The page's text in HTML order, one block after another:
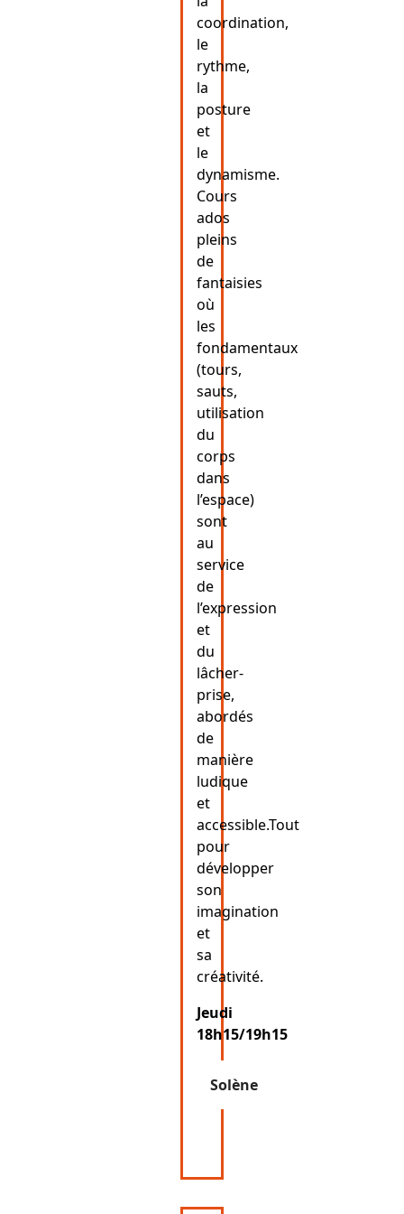
coordination,
le
rythme,
la
posture
et
le
dynamisme.
Cours
ados
pleins
de
fantaisies
où
les
fondamentaux
(tours,
sauts,
utilisation
du
corps
dans
l’espace)
sont
au
service
de
l’expression
et
du
lâcher-
prise,
abordés
de
manière
ludique
et
accessible.Tout
pour
développer
son
imagination
et
sa
créativité.
Jeudi
18h15/19h15
Solène